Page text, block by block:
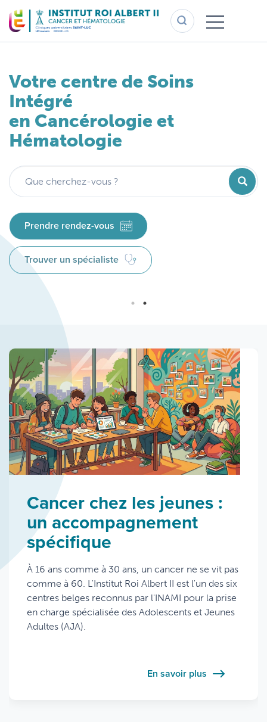
au
contenu
principal
Votre centre de Soins
Intégré
en Cancérologie et
Hématologie
Prendre rendez-vous
Trouver un spécialiste
Votre centre de Soins
Intégré
en Cancérologie et
Hématologie
Prendre rendez-vous
Trouver un spécialiste
L’excellence en
cancérologie réunie sous
un même toit
Depuis septembre 2025, les équipes de
cancérologie des Cliniques universitaires Saint-
Luc vous accueillent au sein du nouvel Institut Roi
En savoir plus
Cancer chez les jeunes :
un accompagnement
spécifique
À 16 ans comme à 30 ans, un cancer ne se vit pas
comme à 60. L'Institut Roi Albert II est l'un des six
centres belges reconnus par l'INAMI pour la prise
en charge spécialisée des Adolescents et Jeunes
Adultes (AJA).
En savoir plus
Des soins au niveau des
meilleurs centres
d'Europe
L'Institut Roi Albert II s'est engagé dans la
certification européenne des Centres de Soins
Intégrés en Cancérologie (EUnetCCC), une